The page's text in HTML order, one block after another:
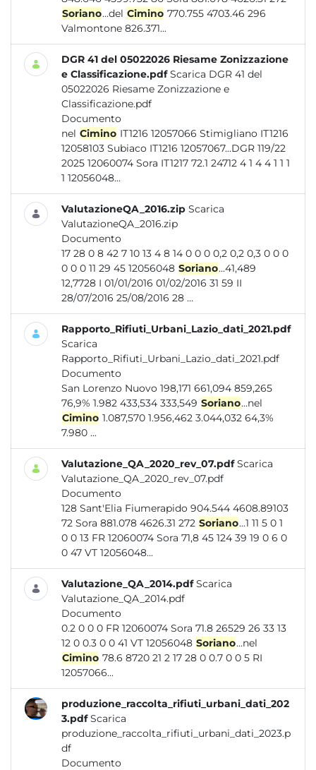
Soriano...del Cimino 770.755 4703.46 296
Valmontone 826.371...
DGR 41 del 05022026 Riesame Zonizzazione
e Classificazione.pdf Scarica DGR 41 del
05022026 Riesame Zonizzazione e
Classificazione.pdf
Documento
nel Cimino
12058103 Subiaco IT1216 12057067...DGR 119/22
2025 12060074 Sora IT1217 72.1 24712 4 1 4 4 1 1 1
1 12056048...
ValutazioneQA_2016.zip Scarica
ValutazioneQA_2016.zip
Documento
17 28 0 8 42 7 10 13 4 8 14 0 0 0 0,2 0,2 0,3 0 0 0
0 0 0 11 29 45 12056048 Soriano...41,489
12,7728 I 01/01/2016 01/02/2016 31 59 II
28/07/2016 25/08/2016 28 ...
Rapporto_Rifiuti_Urbani_Lazio_dati_2021.pdf
Scarica
Rapporto_Rifiuti_Urbani_Lazio_dati_2021.pdf
Documento
San Lorenzo Nuovo 198,171 661,094 859,265
76,9% 1.982 433,534 333,549 Soriano...nel
Cimino 1.087,570 1.956,462 3.044,032 64,3%
7.980 ...
Valutazione_QA_2020_rev_07.pdf Scarica
Valutazione_QA_2020_rev_07.pdf
Documento
128 Sant'Elia Fiumerapido 904.544 4608.89103
72 Sora 881.078 4626.31 272 Soriano...1 11 5 0 1
0 0 13 FR 12060074 Sora 71,8 45 124 39 19 0 6 0
0 47 VT 12056048...
Valutazione_QA_2014.pdf Scarica
Valutazione_QA_2014.pdf
Documento
0.2 0 0 0 FR 12060074 Sora 71.8 26529 26 33 13
12 0 0.3 0 0 41 VT 12056048 Soriano...nel
Cimino 78.6 8720 21 2 17 28 0 0.7 0 0 5 RI
12057066...
produzione_raccolta_rifiuti_urbani_dati_202
3.pdf Scarica
produzione_raccolta_rifiuti_urbani_dati_2023.p
df
Documento